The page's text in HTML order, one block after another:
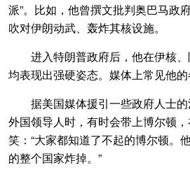
派”。比如，他曾撰文批判奥巴马政
吹对伊朗动武、轰炸其核设施。
进入特朗普政府后，他在伊核、
均表现出强硬姿态。媒体上常见他的
据美国媒体援引一些政府人士的
外国领导人时，有时会带上博尔顿
笑：“大家都知道了不起的博尔顿。
的整个国家炸掉。”